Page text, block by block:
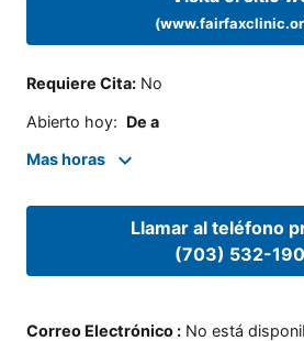
Requiere Cita: No
Abierto hoy: De a
Mas horas
Llamar al teléfono
(703) 532-
Correo Electrónico : No está